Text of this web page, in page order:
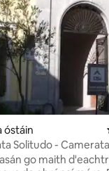
13 léirmheas
óstáin
Solitudo -
go maith